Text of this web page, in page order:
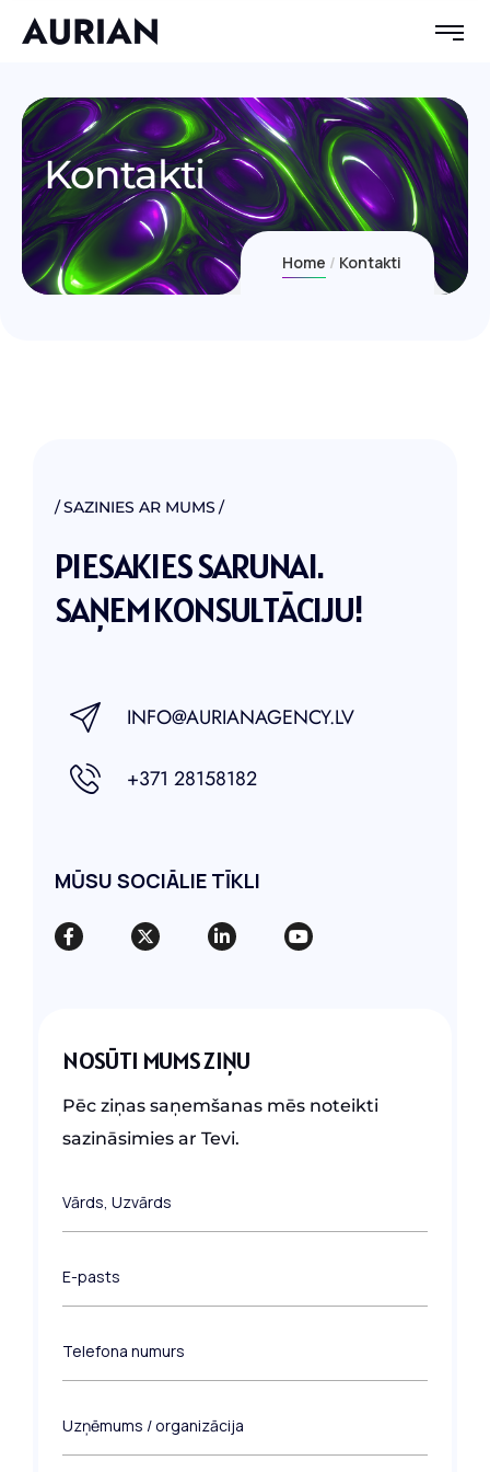
Kontakti
Home Kontakti
SAZINIES AR MUMS
PIESAKIESSARUNAI.
SAŅEMKONSULTĀCIJU!
INFO@AURIANAGENCY.LV
+371 28158182
MŪSU SOCIĀLIE TĪKLI
NOSŪTI MUMS ZIŅU
Pēc ziņas saņemšanas mēs noteikti
sazināsimies ar Tevi.
V
s
,
z
ā
d
s
Vārds, Uzvārds
E
s
t
*
E-pasts
T
f
o
Telefona numurs
U
Uzņēmums / organizācija